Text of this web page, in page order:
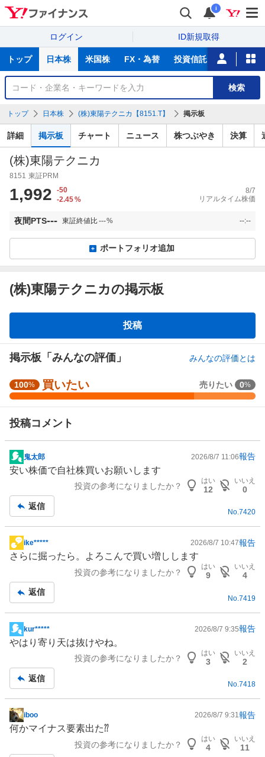
i
ログイン ID新規取得
サ
トップ 日本株 米国株 FX・為替 投資信託 ニュース
銘
検
索
検索
トップ 日本株 (株)東陽テクニカ【8151.T】 掲示板
詳細 掲示板 チャート ニュース 株つぶやき 決算
(株)東陽テクニカ
8151 東証PRM
1,992
-50
-2.45%
8/7
リアルタイム株価
夜間PTS--- 東証終値比---% --:--
ポートフォリオ追加
(株)東陽テクニカの掲示板
板
投稿
掲示板「みんなの評価」 みんなの評価とは
強
く
い
い
7
5
買
い
た
い
5
、
子
見
%
売
り
た
100% 買いたい 売りたい 0%
投稿コメント
掲
示
事
鬼太郎 2026/8/7 11:06報告
安い株価で自社株買いお願いします
投資の参考になりましたか？
はい
12
いいえ
0
返信
No.7420
掲
示
事
ike***** 2026/8/7 10:47報告
さらに掘ったら。よろこんで買い増しします
投資の参考になりましたか？
はい
9
いいえ
4
返信
No. 7419
掲
示
事
kur***** 2026/8/7 9:35報告
やはり寄り天は抜けやね。
投資の参考になりましたか？
はい
3
いいえ
2
返信
No.7418
掲
示
iboo 2026/8/7 9:31報告
何かマイナス要素出た⁇
投資の参考になりましたか？
はい
4
いいえ
11